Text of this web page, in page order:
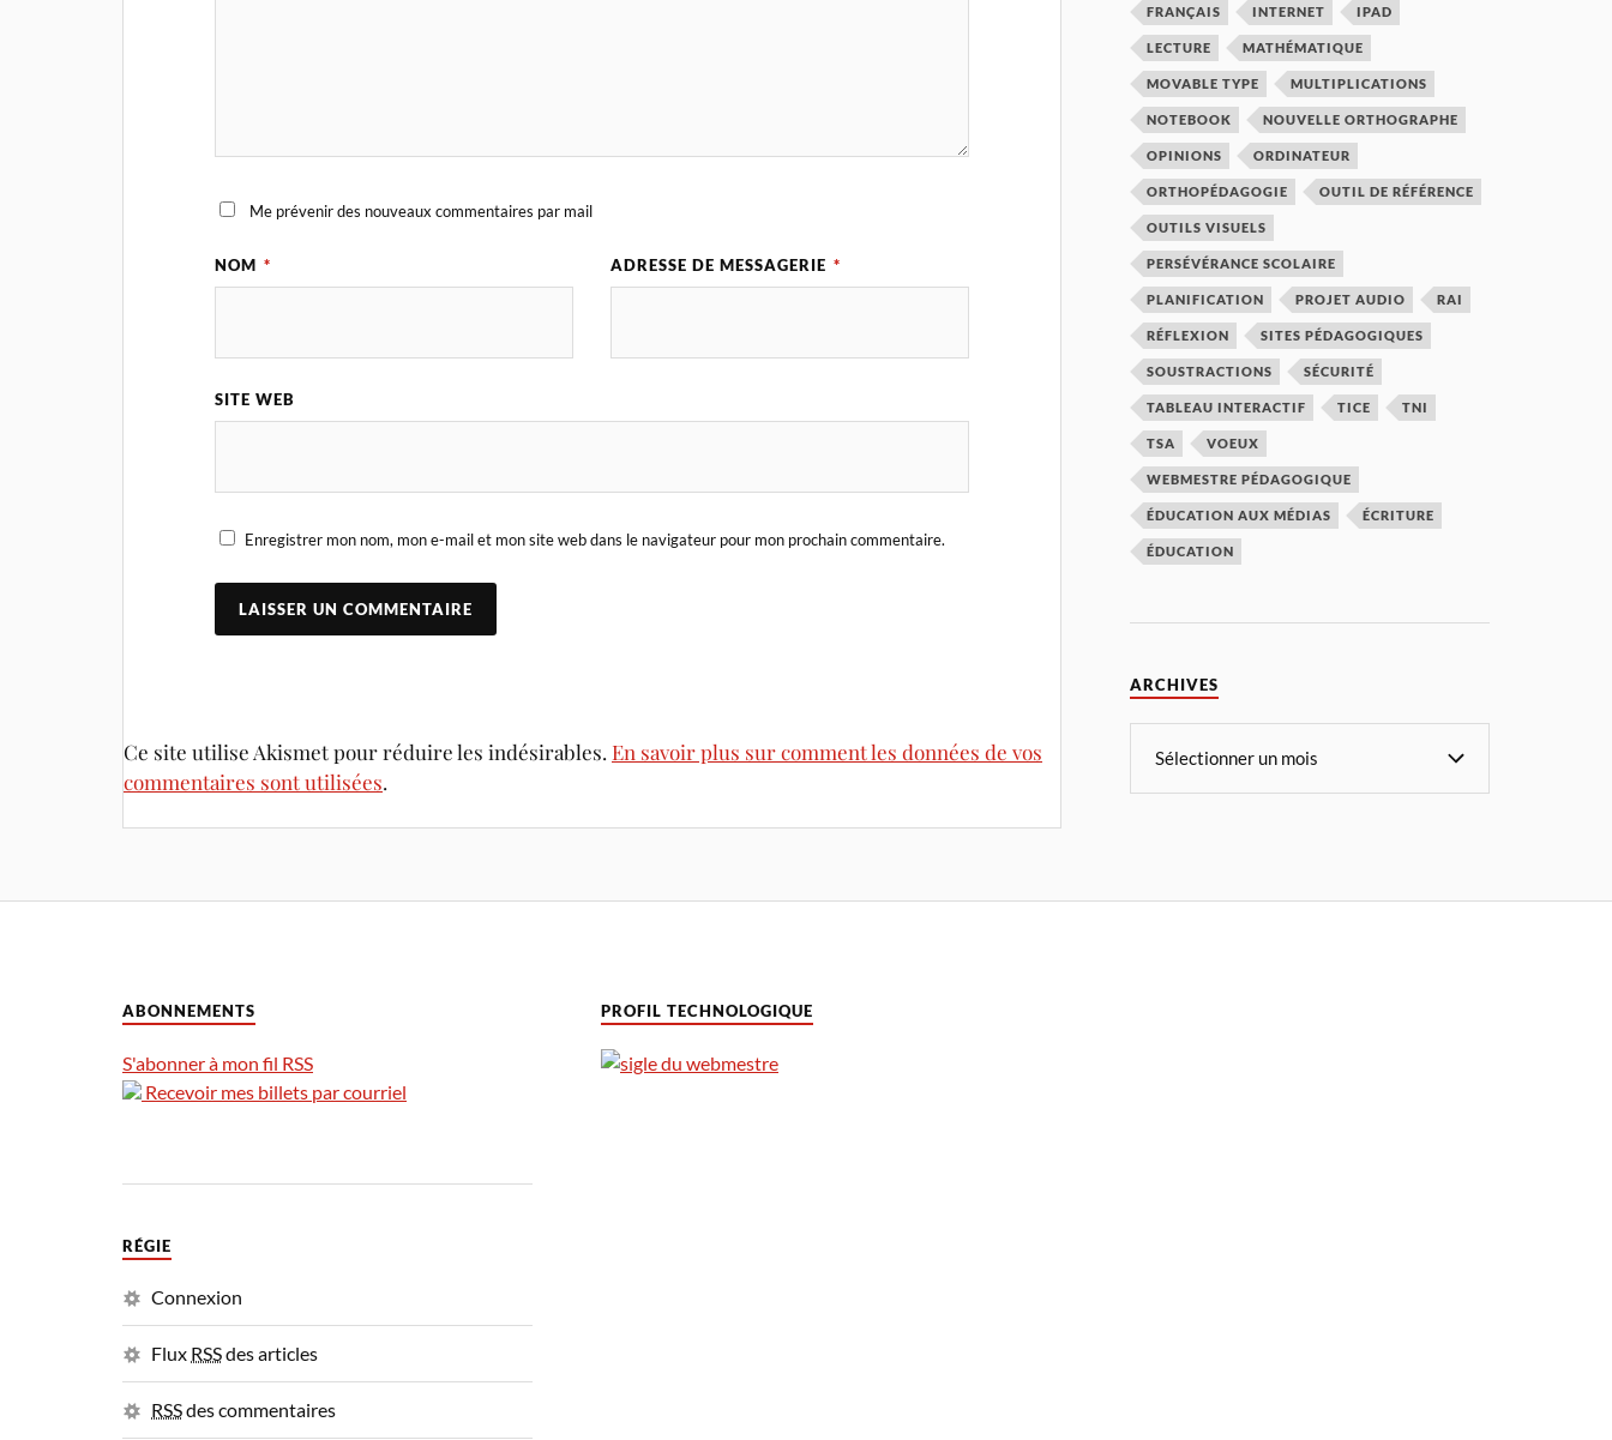
Me prévenir des nouveaux commentaires par mail
NOM * ADRESSE DE MESSAGERIE *
SITE WEB
Enregistrer mon nom, mon e-mail et mon site web dans le navigateur pour mon prochain commentaire.
Ce site utilise Akismet pour réduire les indésirables. En savoir plus sur comment les données de vos
commentaires sont utilisées.
FRANÇAIS INTERNET IPAD
LECTURE MATHÉMATIQUE
MOVABLE TYPE MULTIPLICATIONS
NOTEBOOK NOUVELLE ORTHOGRAPHE
OPINIONS ORDINATEUR
ORTHOPÉDAGOGIE OUTIL DE RÉFÉRENCE
OUTILS VISUELS
PERSÉVÉRANCE SCOLAIRE
PLANIFICATION PROJET AUDIO RAI
RÉFLEXION SITES PÉDAGOGIQUES
SOUSTRACTIONS SÉCURITÉ
TABLEAU INTERACTIF TICE TNI
TSA VOEUX
WEBMESTRE PÉDAGOGIQUE
ÉDUCATION AUX MÉDIAS ÉCRITURE
ÉDUCATION
ARCHIVES
ABONNEMENTS
S'abonner à mon fil RSS
Recevoir mes billets par courriel
RÉGIE
Connexion
Flux RSSdes articles
RSSdes commentaires
PROFIL TECHNOLOGIQUE